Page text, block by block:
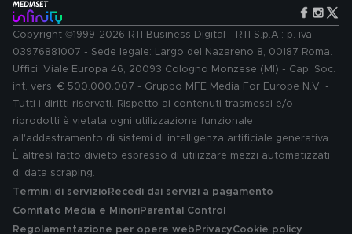
Copyright ©1999-2026 RTI Business Digital - RTI S.p.A.: p. iva
03976881007 - Sede legale: Largo del Nazareno 8, 00187 Roma.
Uffici: Viale Europa 46, 20093 Cologno Monzese (MI) - Cap. Soc.
int. vers. € 500.000.007 - Gruppo MFE Media For Europe N.V. -
Tutti i diritti riservati. Rispetto ai contenuti trasmessi e/o
riprodotti è vietata ogni utilizzazione funzionale
all'addestramento di sistemi di intelligenza artificiale generativa.
È altresì fatto divieto espresso di utilizzare mezzi automatizzati
di data scraping.
Termini di servizio Recedi dai servizi a pagamento
Comitato Media e MinoriParental Control
Regolamentazione per opere web PrivacyCookie policy